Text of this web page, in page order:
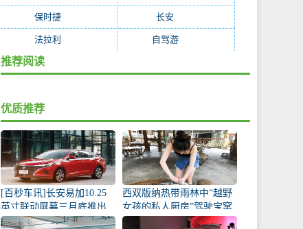
保时捷 长安
法拉利 自驾游(112)
推荐阅读
优质推荐
[百秒车讯]长安易加10.25
英寸联动屏幕三月底推出
西双版纳热带雨林中“越野
女孩的私人厨房”驾驶宝窝
BX5